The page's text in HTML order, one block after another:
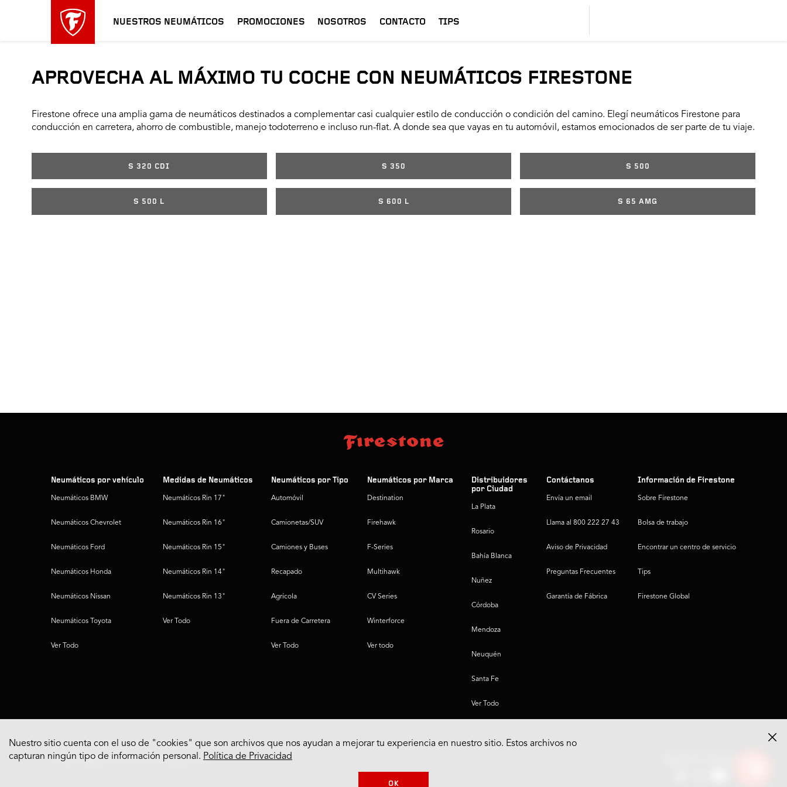
NUESTROS NEUMÁTICOS PROMOCIONES NOSOTROS CONTACTO TIPS
APROVECHA AL MÁXIMO TU COCHE CON NEUMÁTICOS FIRESTONE
Firestone ofrece una amplia gama de neumáticos destinados a complementar casi cualquier estilo de conducción o condición del camino. Elegí neumáticos Firestone para
conducción en carretera, ahorro de combustible, manejo todoterreno e incluso run-flat. A donde sea que vayas en tu automóvil, estamos emocionados de ser parte de tu viaje.
S 320 CDI S 350 S 500
S 500 L S 600 L S 65 AMG
Neumáticos por vehículo
Neumáticos BMW
Neumáticos Chevrolet
Neumáticos Ford
Neumáticos Honda
Neumáticos Nissan
Neumáticos Toyota
Ver Todo
Medidas de Neumáticos
Neumáticos Rin 17"
Neumáticos Rin 16"
Neumáticos Rin 15"
Neumáticos Rin 14"
Neumáticos Rin 13"
Ver Todo
Neumáticos por Tipo
Automóvil
Camionetas/SUV
Camiones y Buses
Recapado
Agrícola
Fuera de Carretera
Ver Todo
Neumáticos por Marca
Destination
Firehawk
F-Series
Multihawk
CV Series
Winterforce
Ver todo
Distribuidores
por Ciudad
La Plata
Rosario
Bahía Blanca
Nuñez
Córdoba
Mendoza
Neuquén
Santa Fe
Ver Todo
Contáctanos
Envía un email
Llama al 800 222 27 43
Aviso de Privacidad
Preguntas Frecuentes
Garantía de Fábrica
Información de Firestone
Sobre Firestone
Bolsa de trabajo
Encontrar un centro de servicio
Tips
Firestone Global
© 2022 Bridgestone Americas Tire Operations, LLC
Nuestro sitio cuenta con el uso de "cookies" que son archivos que nos ayudan a mejorar tu experiencia en nuestro sitio. Estos archivos no
capturan ningún tipo de información personal. Política de Privacidad
OK